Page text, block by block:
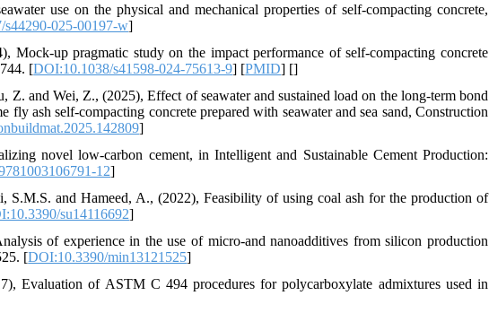
use on the physical and mechanical properties of self-compacting concrete,
025-00197-w]
Mock-up pragmatic study on the impact performance of self-compacting concrete
[DOI:10.1038/s41598-024-75613-9] [PMID] []
and Wei, Z., (2025), Effect of seawater and sustained load on the long-term bond
ash self-compacting concrete prepared with seawater and sea sand, Construction
]
novel low-carbon cement, in Intelligent and Sustainable Cement Production:
12]
and Hameed, A., (2022), Feasibility of using coal ash for the production of
su14116692]
of experience in the use of micro-and nanoadditives from silicon production
[DOI:10.3390/min13121525]
Evaluation of ASTM C 494 procedures for polycarboxylate admixtures used in